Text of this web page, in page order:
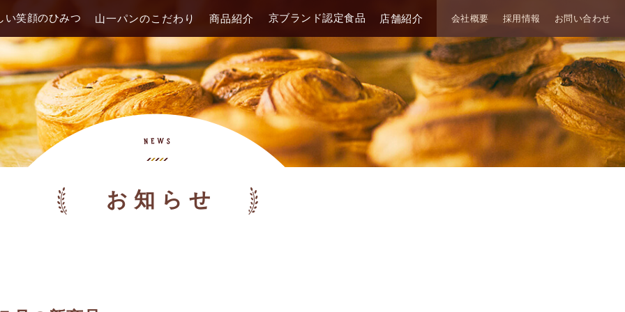
会社概要 採用情報 お問い合わせ
い笑顔のひみつ 山一パンのこだわり 商品紹介 京ブランド認定食品 店舗紹介
お知らせ